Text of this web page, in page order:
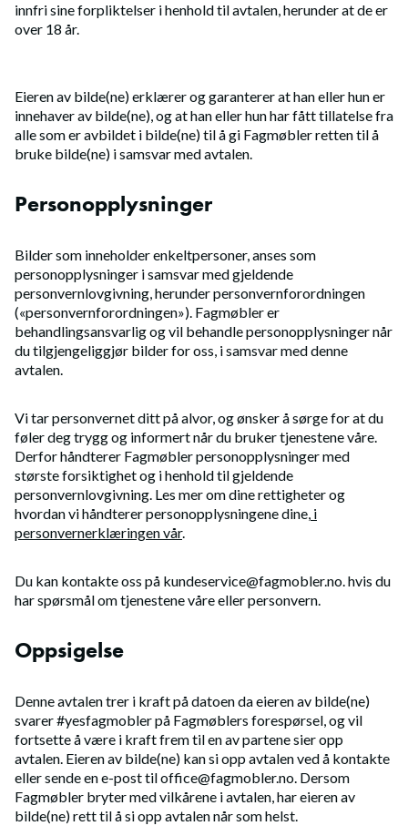
innfri sine forpliktelser i henhold til avtalen, herunder at de er
over 18 år.
Eieren av bilde(ne) erklærer og garanterer at han eller hun er
innehaver av bilde(ne), og at han eller hun har fått tillatelse fra
alle som er avbildet i bilde(ne) til å gi Fagmøbler retten til å
bruke bilde(ne) i samsvar med avtalen.
Personopplysninger
Bilder som inneholder enkeltpersoner, anses som
personopplysninger i samsvar med gjeldende
personvernlovgivning, herunder personvernforordningen
(«personvernforordningen»). Fagmøbler er
behandlingsansvarlig og vil behandle personopplysninger når
du tilgjengeliggjør bilder for oss, i samsvar med denne
avtalen.
Vi tar personvernet ditt på alvor, og ønsker å sørge for at du
føler deg trygg og informert når du bruker tjenestene våre.
Derfor håndterer Fagmøbler personopplysninger med
største forsiktighet og i henhold til gjeldende
personvernlovgivning. Les mer om dine rettigheter og
hvordan vi håndterer personopplysningene dine, i
personvernerklæringen vår.
Du kan kontakte oss på kundeservice@fagmobler.no. hvis du
har spørsmål om tjenestene våre eller personvern.
Oppsigelse
Denne avtalen trer i kraft på datoen da eieren av bilde(ne)
svarer #yesfagmobler på Fagmøblers forespørsel, og vil
fortsette å være i kraft frem til en av partene sier opp
avtalen. Eieren av bilde(ne) kan si opp avtalen ved å kontakte
eller sende en e-post til office@fagmobler.no. Dersom
Fagmøbler bryter med vilkårene i avtalen, har eieren av
bilde(ne) rett til å si opp avtalen når som helst.